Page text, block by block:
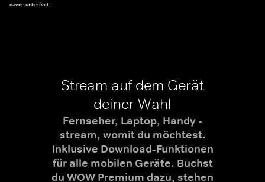
davon unberührt.
Stream auf dem Gerät
deiner Wahl
Fernseher, Laptop, Handy -
stream, womit du möchtest.
Inklusive Download-Funktionen
für alle mobilen Geräte. Buchst
du WOW Premium dazu, stehen